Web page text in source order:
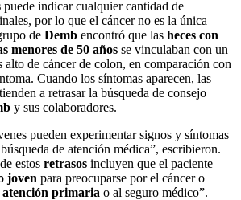
puede indicar cualquier cantidad de
por lo que el cáncer no es la única
de Demb encontró que las heces con
menores de 50 años se vinculaban con un
alto de cáncer de colon, en comparación con
Cuando los síntomas aparecen, las
a retrasar la búsqueda de consejo
y sus colaboradores.
pueden experimentar signos y síntomas
de atención médica”, escribieron.
estos retrasos incluyen que el paciente
joven para preocuparse por el cáncer o
atención primaria o al seguro médico”.